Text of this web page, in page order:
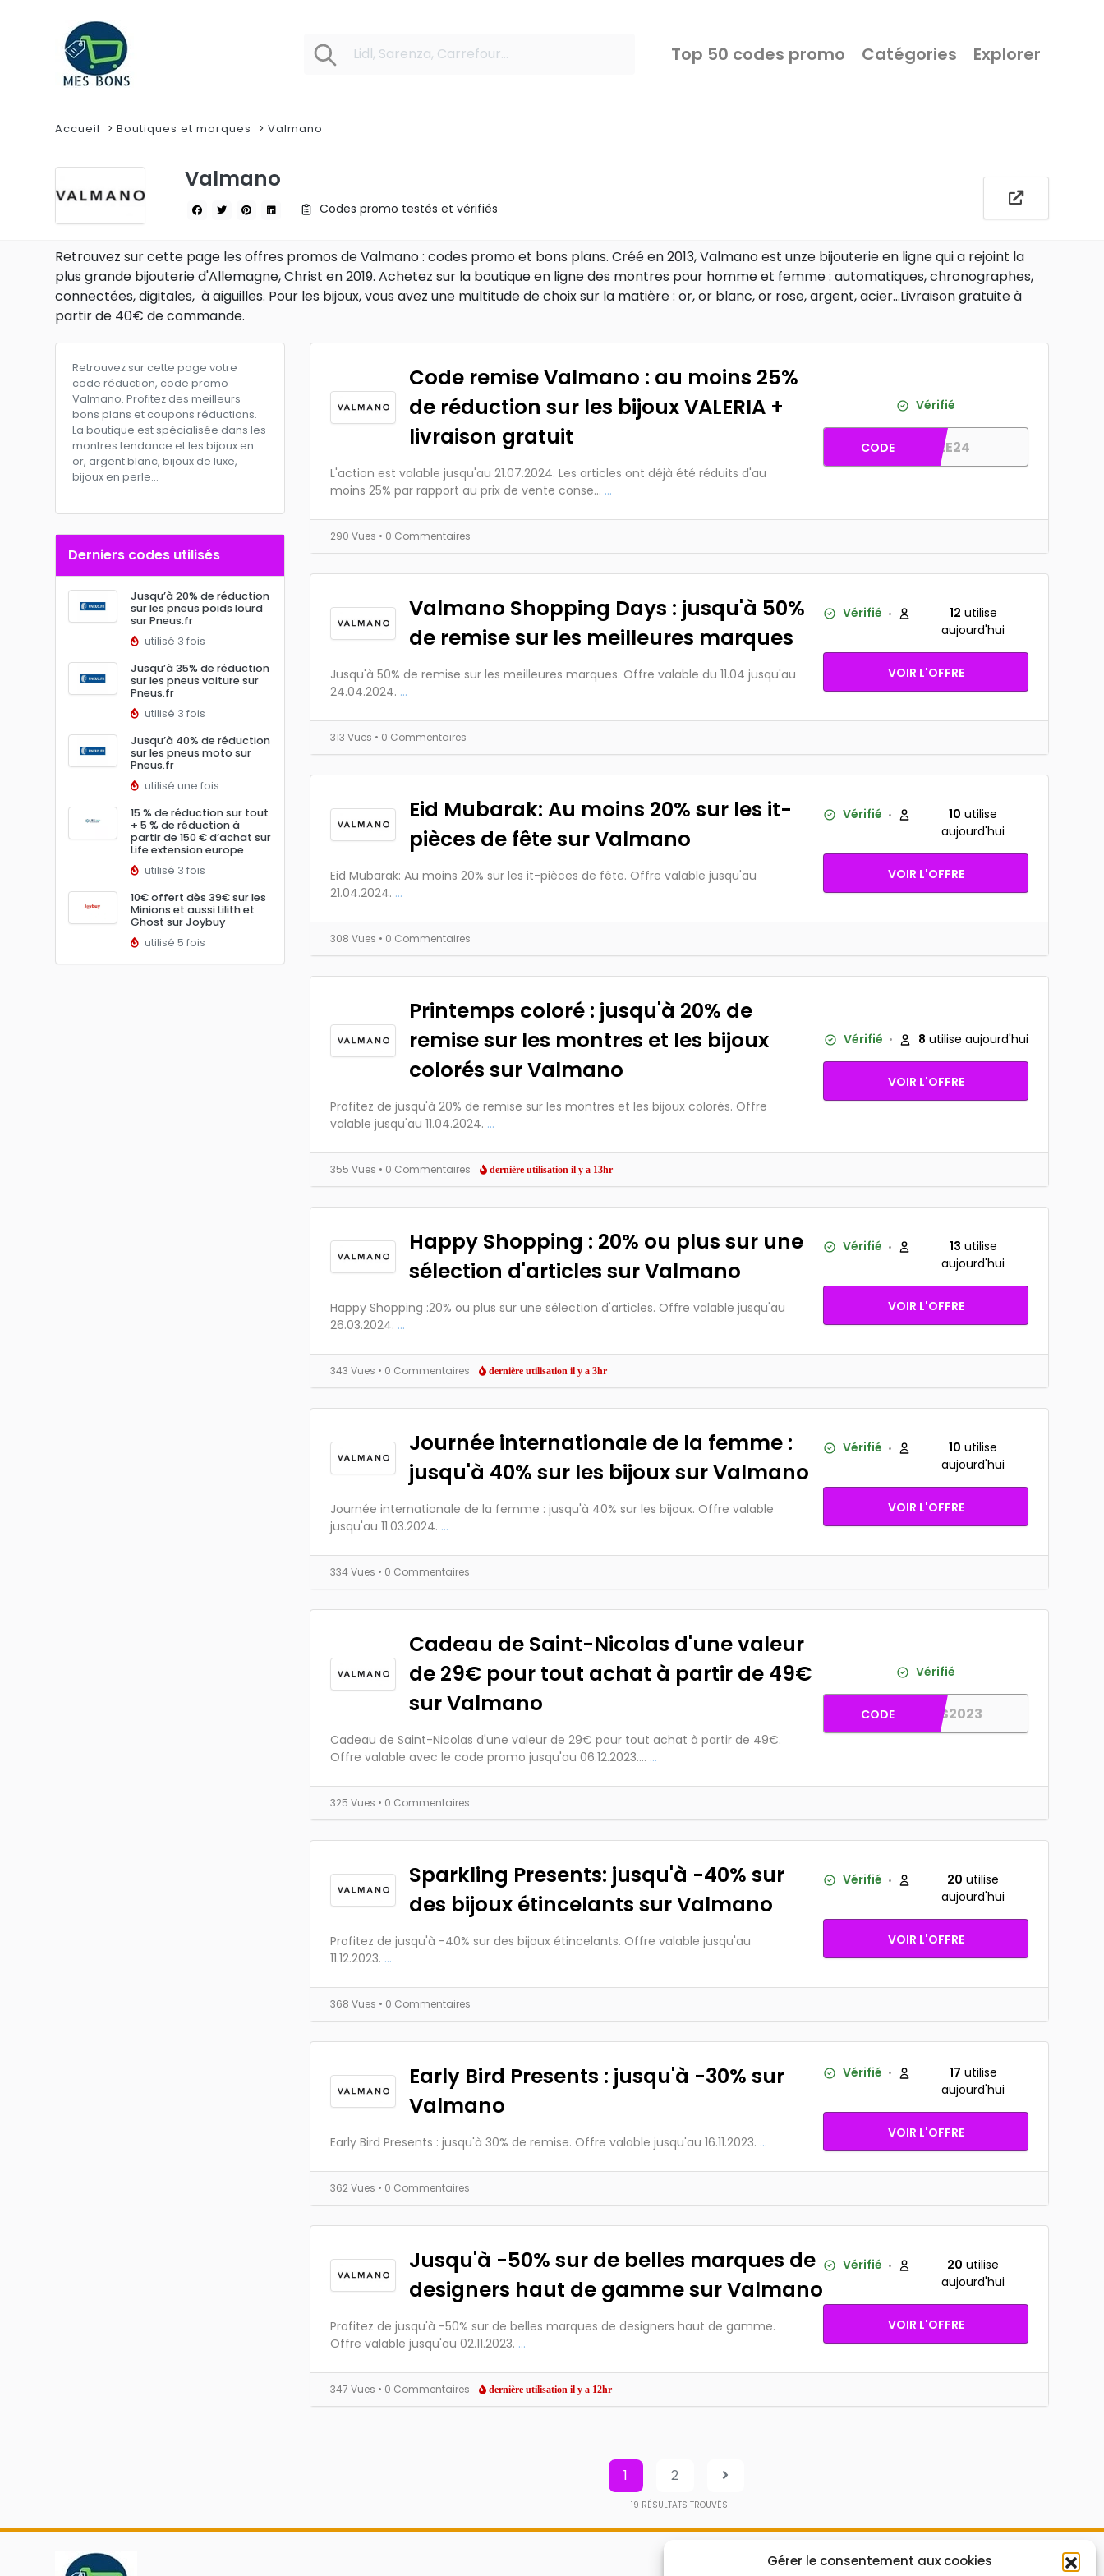
Gérer le consentement aux cookies
Top 50 codes promo Catégories Explorer
Accueil Boutiques et marques Valmano
Valmano
Codes promo testés et vérifiés
Retrouvez sur cette page les offres promos de Valmano : codes promo et bons plans. Créé en 2013, Valmano est unze bijouterie en ligne qui a rejoint la
plus grande bijouterie d'Allemagne, Christ en 2019. Achetez sur la boutique en ligne des montres pour homme et femme : automatiques, chronographes,
connectées, digitales, à aiguilles. Pour les bijoux, vous avez une multitude de choix sur la matière : or, or blanc, or rose, argent, acier...Livraison gratuite à
partir de 40€ de commande.
Retrouvez sur cette page votre
code réduction, code promo
Valmano. Profitez des meilleurs
bons plans et coupons réductions.
La boutique est spécialisée dans les
montres tendance et les bijoux en
or, argent blanc, bijoux de luxe,
bijoux en perle...
Derniers codes utilisés
Jusqu’à 20% de réduction
sur les pneus poids lourd
sur Pneus.fr
utilisé 3 fois
Jusqu’à 35% de réduction
sur les pneus voiture sur
Pneus.fr
utilisé 3 fois
Jusqu’à 40% de réduction
sur les pneus moto sur
Pneus.fr
utilisé une fois
15 % de réduction sur tout
+ 5 % de réduction à
partir de 150 € d’achat sur
Life extension europe
utilisé 3 fois
10€ offert dès 39€ sur les
Minions et aussi Lilith et
Ghost sur Joybuy
utilisé 5 fois
Code remise Valmano : au moins 25%
de réduction sur les bijoux VALERIA +
livraison gratuit
L'action est valable jusqu'au 21.07.2024. Les articles ont déjà été réduits d'au
moins 25% par rapport au prix de vente conse... ...
Vérifié
FREE24
CODE
290 Vues • 0 Commentaires
Valmano Shopping Days : jusqu'à 50%
de remise sur les meilleures marques
Jusqu'à 50% de remise sur les meilleures marques. Offre valable du 11.04 jusqu'au
24.04.2024. ...
Vérifié 12 utilise
aujourd'hui
VOIR L'OFFRE
313 Vues • 0 Commentaires
Eid Mubarak: Au moins 20% sur les it-
pièces de fête sur Valmano
Eid Mubarak: Au moins 20% sur les it-pièces de fête. Offre valable jusqu'au
21.04.2024. ...
Vérifié 10 utilise
aujourd'hui
VOIR L'OFFRE
308 Vues • 0 Commentaires
Printemps coloré : jusqu'à 20% de
remise sur les montres et les bijoux
colorés sur Valmano
Profitez de jusqu'à 20% de remise sur les montres et les bijoux colorés. Offre
valable jusqu'au 11.04.2024. ...
Vérifié 8 utilise aujourd'hui
VOIR L'OFFRE
355 Vues • 0 Commentaires dernière utilisation il y a 13hr
Happy Shopping : 20% ou plus sur une
sélection d'articles sur Valmano
Happy Shopping :20% ou plus sur une sélection d'articles. Offre valable jusqu'au
26.03.2024. ...
Vérifié 13 utilise
aujourd'hui
VOIR L'OFFRE
343 Vues • 0 Commentaires dernière utilisation il y a 3hr
Journée internationale de la femme :
jusqu'à 40% sur les bijoux sur Valmano
Journée internationale de la femme : jusqu'à 40% sur les bijoux. Offre valable
jusqu'au 11.03.2024. ...
Vérifié 10 utilise
aujourd'hui
VOIR L'OFFRE
334 Vues • 0 Commentaires
Cadeau de Saint-Nicolas d'une valeur
de 29€ pour tout achat à partir de 49€
sur Valmano
Cadeau de Saint-Nicolas d'une valeur de 29€ pour tout achat à partir de 49€.
Offre valable avec le code promo jusqu'au 06.12.2023.... ...
Vérifié
XMAS2023
CODE
325 Vues • 0 Commentaires
Sparkling Presents: jusqu'à -40% sur
des bijoux étincelants sur Valmano
Profitez de jusqu'à -40% sur des bijoux étincelants. Offre valable jusqu'au
11.12.2023. ...
Vérifié 20 utilise
aujourd'hui
VOIR L'OFFRE
368 Vues • 0 Commentaires
Early Bird Presents : jusqu'à -30% sur
Valmano
Early Bird Presents : jusqu'à 30% de remise. Offre valable jusqu'au 16.11.2023. ...
Vérifié 17 utilise
aujourd'hui
VOIR L'OFFRE
362 Vues • 0 Commentaires
Jusqu'à -50% sur de belles marques de
designers haut de gamme sur Valmano
Profitez de jusqu'à -50% sur de belles marques de designers haut de gamme.
Offre valable jusqu'au 02.11.2023. ...
Vérifié 20 utilise
aujourd'hui
VOIR L'OFFRE
347 Vues • 0 Commentaires dernière utilisation il y a 12hr
1 2
19 RÉSULTATS TROUVÉS
Mes Bons Bonnes affaires